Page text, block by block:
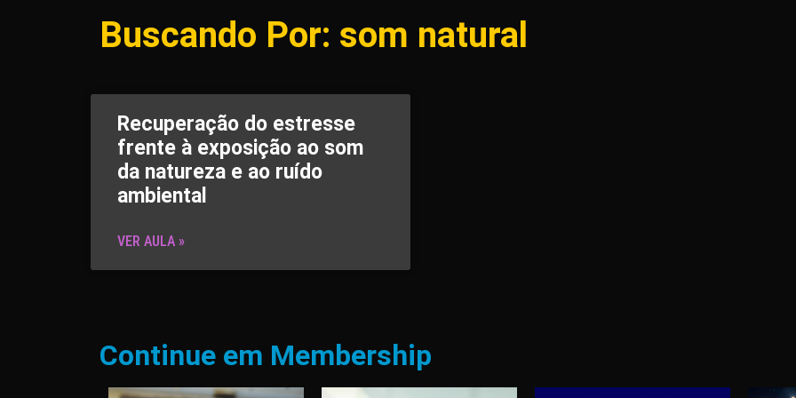
Buscando Por: som natural
Recuperação do estresse
frente à exposição ao som
da natureza e ao ruído
ambiental
VER AULA »
Continue em Membership